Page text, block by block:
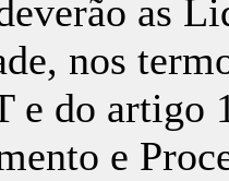
as
nos
e do artigo
e